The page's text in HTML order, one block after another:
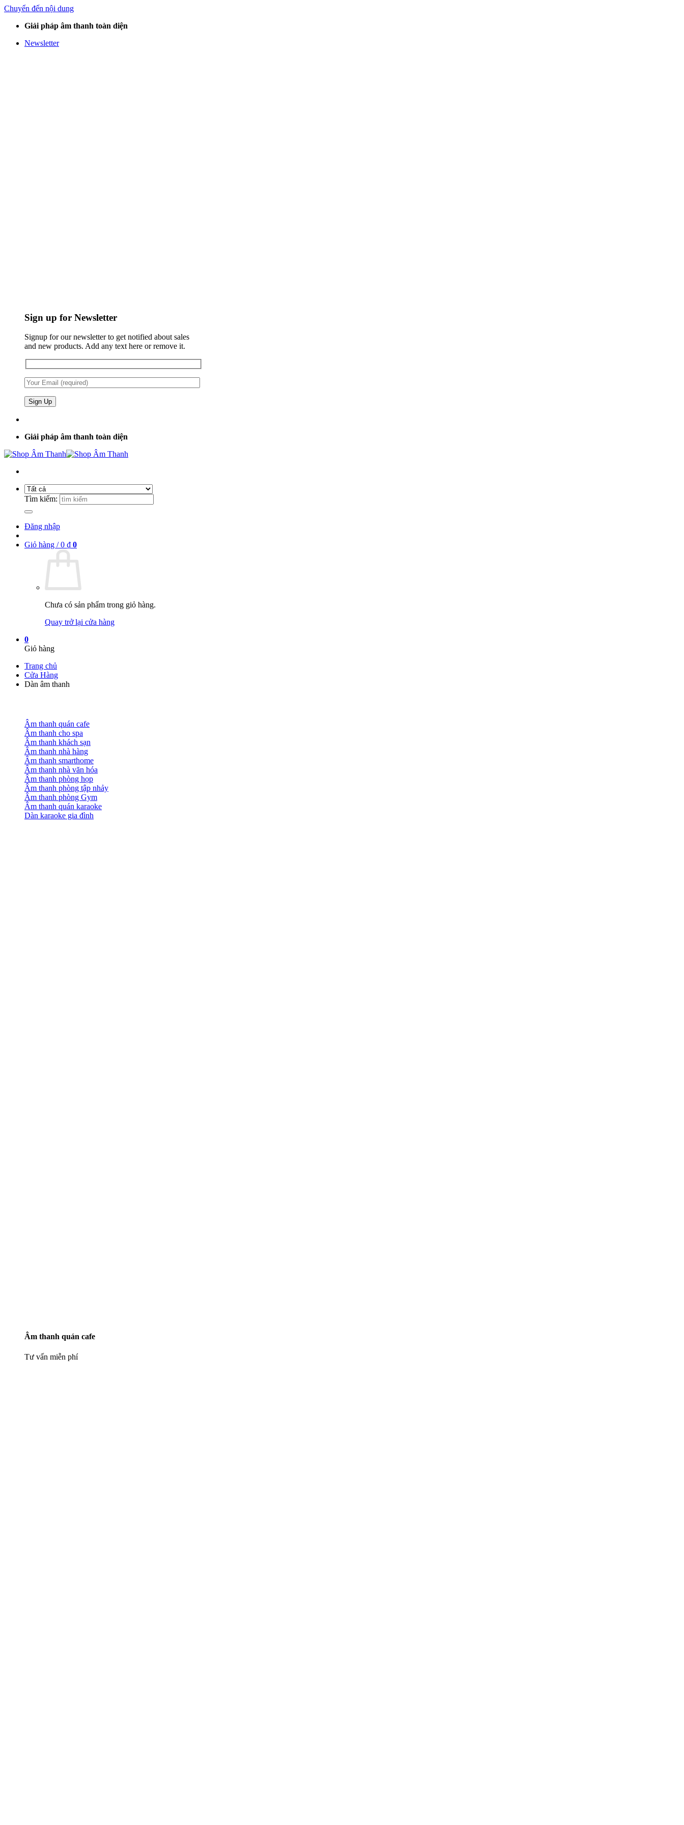
Chuyển đến nội dung
Giải pháp âm thanh toàn diện
Newsletter
Sign up for Newsletter
Signup for our newsletter to get notified about sales
and new products. Add any text here or remove it.
Giải pháp âm thanh toàn diện
Tìm kiếm:
Đăng nhập
Giỏ hàng /0 ₫ 0
Chưa có sản phẩm trong giỏ hàng.
Quay trở lại cửa hàng
0
Giỏ hàng
Trang chủ
Cửa Hàng
Dàn âm thanh
Âm thanh quán cafe
Âm thanh cho spa
Âm thanh khách sạn
Âm thanh nhà hàng
Âm thanh smarthome
Âm thanh nhà văn hóa
Âm thanh phòng họp
Âm thanh phòng tập nhảy
Âm thanh phòng Gym
Âm thanh quán karaoke
Dàn karaoke gia đình
Âm thanh quán cafe
Tư vấn miễn phí